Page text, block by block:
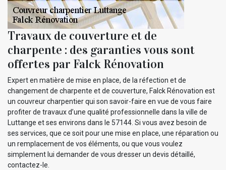
Travaux de couverture et de
charpente : des garanties vous sont
offertes par Falck Rénovation
Expert en matière de mise en place, de la réfection et de
changement de charpente et de couverture, Falck Rénovation est
un couvreur charpentier qui son savoir-faire en vue de vous faire
profiter de travaux d’une qualité professionnelle dans la ville de
Luttange et ses environs dans le 57144. Si vous avez besoin de
ses services, que ce soit pour une mise en place, une réparation ou
un remplacement de vos éléments, ou que vous voulez
simplement lui demander de vous dresser un devis détaillé,
contactez-le.